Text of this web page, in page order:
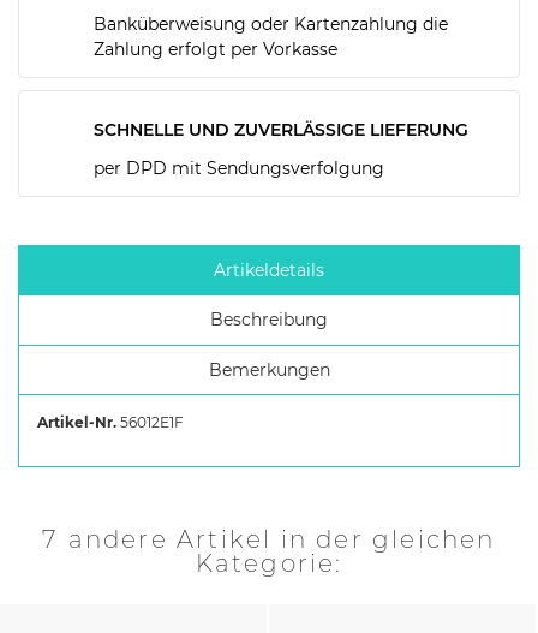
Banküberweisung oder Kartenzahlung die
Zahlung erfolgt per Vorkasse
SCHNELLE UND ZUVERLÄSSIGE LIEFERUNG
per DPD mit Sendungsverfolgung
Artikeldetails
Beschreibung
Bemerkungen
Artikel-Nr. 56012E1F
7 andere Artikel in der gleichen
Kategorie: